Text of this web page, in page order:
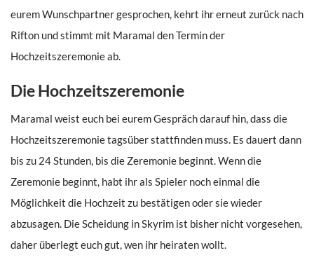
eurem Wunschpartner gesprochen, kehrt ihr erneut zurück nach
Rifton und stimmt mit Maramal den Termin der
Hochzeitszeremonie ab.
Die Hochzeitszeremonie
Maramal weist euch bei eurem Gespräch darauf hin, dass die
Hochzeitszeremonie tagsüber stattfinden muss. Es dauert dann
bis zu 24 Stunden, bis die Zeremonie beginnt. Wenn die
Zeremonie beginnt, habt ihr als Spieler noch einmal die
Möglichkeit die Hochzeit zu bestätigen oder sie wieder
abzusagen. Die Scheidung in Skyrim ist bisher nicht vorgesehen,
daher überlegt euch gut, wen ihr heiraten wollt.